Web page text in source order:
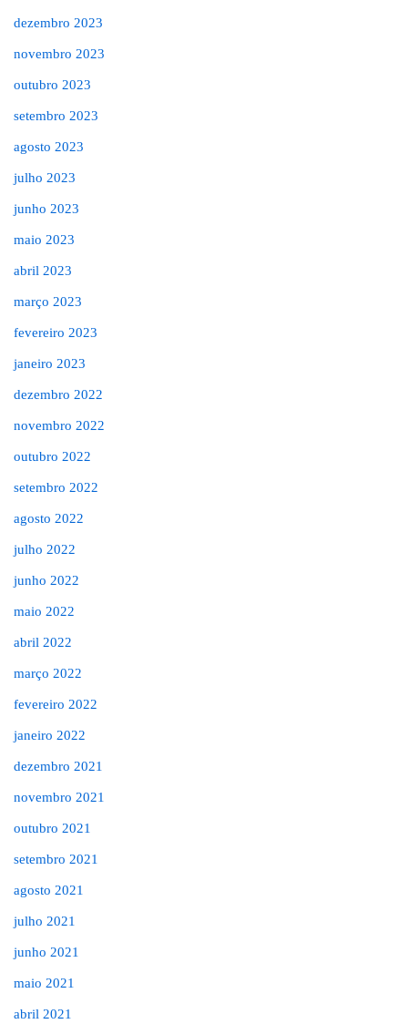
dezembro 2023
novembro 2023
outubro 2023
setembro 2023
agosto 2023
julho 2023
junho 2023
maio 2023
abril 2023
março 2023
fevereiro 2023
janeiro 2023
dezembro 2022
novembro 2022
outubro 2022
setembro 2022
agosto 2022
julho 2022
junho 2022
maio 2022
abril 2022
março 2022
fevereiro 2022
janeiro 2022
dezembro 2021
novembro 2021
outubro 2021
setembro 2021
agosto 2021
julho 2021
junho 2021
maio 2021
abril 2021